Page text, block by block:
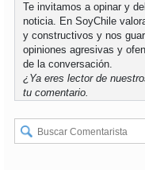
soy talcahuano
soyconcepción
soycoronel
soyarauco
Te invitamos a opinar y
noticia. En SoyChile
y constructivos y nos
opiniones agresivas y
de la conversación.
¿Ya eres lector de
tu comentario.